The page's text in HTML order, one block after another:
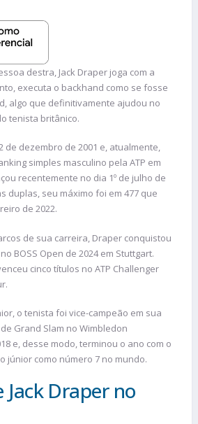
destra, Jack Draper joga com a
executa o backhand como se fosse
algo que definitivamente ajudou no
tenista britânico.
de dezembro de 2001 e, atualmente,
simples masculino pela ATP em
recentemente no dia 1º de julho de
duplas, seu máximo foi em 477 que
de 2022.
de sua carreira, Draper conquistou
BOSS Open de 2024 em Stuttgart.
cinco títulos no ATP Challenger
o tenista foi vice-campeão em sua
Grand Slam no Wimbledon
e, desse modo, terminou o ano com o
júnior como número 7 no mundo.
Jack Draper no